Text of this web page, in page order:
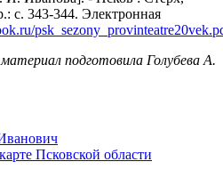
с. 343-344. Электронная
материал подготовила Голубева А.
Псковской области